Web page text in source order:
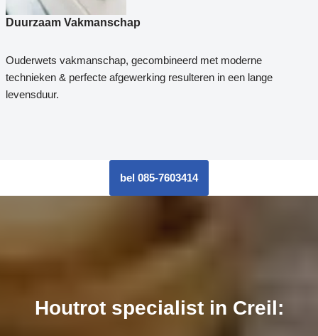
Duurzaam Vakmanschap
Ouderwets vakmanschap, gecombineerd met moderne
technieken & perfecte afgewerking resulteren in een lange
levensduur.
bel 085-7603414
Houtrot specialist in Creil: